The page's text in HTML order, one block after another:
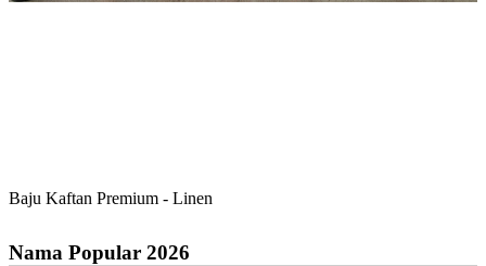
Baju Kaftan Premium - Linen
Nama Popular 2026